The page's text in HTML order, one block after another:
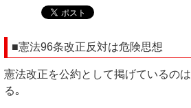
■憲法96条改正反対は危険思想
憲法改正を公約として掲げているのは
る｡